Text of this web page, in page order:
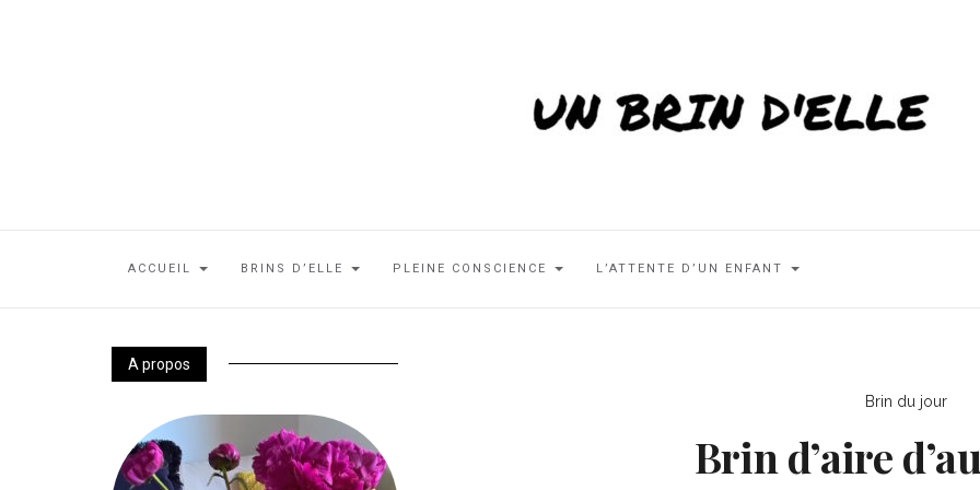
ACCUEIL BRINS D’ELLE PLEINE CONSCIENCE L’ATTENTE D’UN ENFANT
Brin du jour
Brin d’aire
A propos